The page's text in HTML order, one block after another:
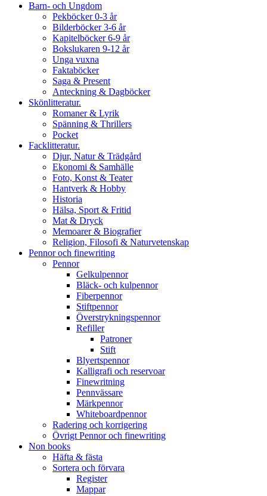
Barn- och Ungdom
Pekböcker 0-3 år
Bilderböcker 3-6 år
Kapitelböcker 6-9 år
Bokslukaren 9-12 år
Unga vuxna
Faktaböcker
Saga & Present
Anteckning & Dagböcker
Skönlitteratur.
Romaner & Lyrik
Spänning & Thrillers
Pocket
Facklitteratur.
Djur, Natur & Trädgård
Ekonomi & Samhälle
Foto, Konst & Teater
Hantverk & Hobby
Historia
Hälsa, Sport & Fritid
Mat & Dryck
Memoarer & Biografier
Religion, Filosofi & Naturvetenskap
Pennor och finewriting
Pennor
Gelkulpennor
Bläck- och kulpennor
Fiberpennor
Stiftpennor
Överstrykningspennor
Refiller
Patroner
Stift
Blyertspennor
Kalligrafi och reservoar
Finewritning
Pennvässare
Märkpennor
Whiteboardpennor
Radering och korrigering
Övrigt Pennor och finewriting
Non books
Häfta & fästa
Sortera och förvara
Register
Mappar